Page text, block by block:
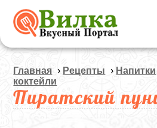
Главная › Рецепты › Напитки
коктейли
Пиратский